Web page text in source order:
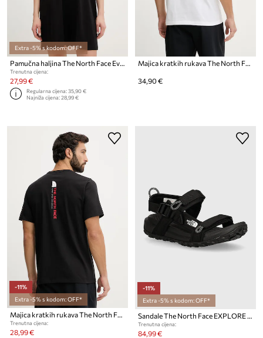
Extra -5% s kodom: OFF*
Pamučna haljina The North Face Evolution Simple Dome
Trenutna cijena:
27,99 €
Regularna cijena:35,90 €
Najniža cijena:28,99 €
Majica kratkih rukava The North Face CELEBRATION
34,90 €
-11%
Extra -5% s kodom: OFF*
Majica kratkih rukava The North Face VERTICAL
Trenutna cijena:
28,99 €
-11%
Extra -5% s kodom: OFF*
Trenutna cijena:
84,99 €